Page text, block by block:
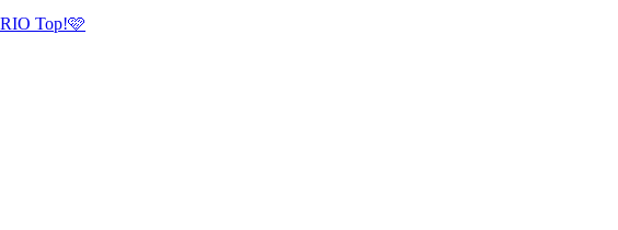
Top!🩷